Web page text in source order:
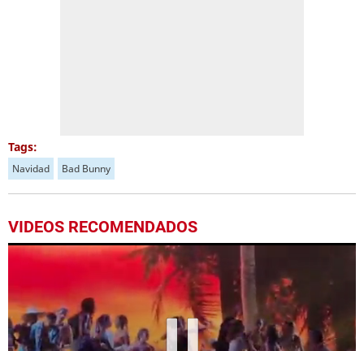
Tags:
Navidad Bad Bunny
VIDEOS RECOMENDADOS